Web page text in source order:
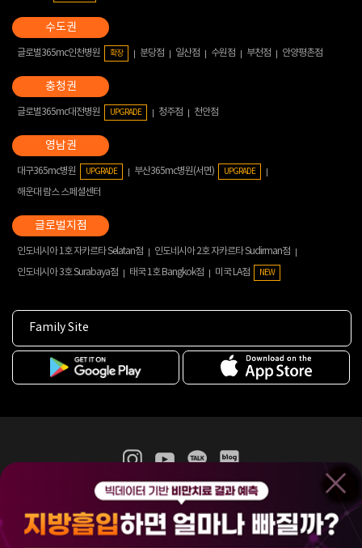
글로벌365mc인천병원 확장 분당점 일산점 수원점 부천점 안양평촌점
글로벌365mc대전병원 UPGRADE 청주점 천안점
대구365mc병원 UPGRADE 부산365mc병원(서면) UPGRADE
해운대 람스 스페셜센터
인도네시아 1호 자카르타 Selatan점
인도네시아 2호 자카르타 Sudirman점
인도네시아 3호 Surabaya점
태국 1호 Bangkok점 미국 LA점 NEW
Family Site
365mc 병·의원 이용약관
홈페이지 이용약관
비급여진료수가
(주)365mcㅣ서울특별시 서초구 서초대로52길 7, 3~4층(서초동, 제일빌딩)